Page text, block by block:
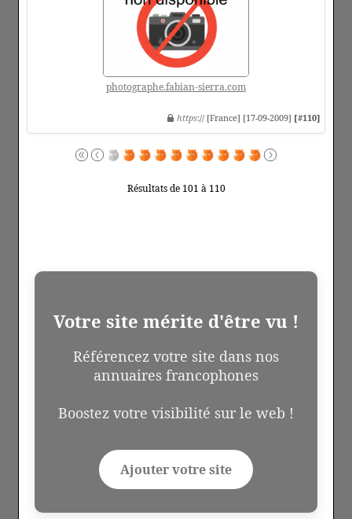
photographe.fabian-sierra.com
https:// [France] [17-09-2009] [#110]
Résultats de 101 à 110
Votre site mérite d'être vu !
Référencez votre site dans nos
annuaires francophones
Boostez votre visibilité sur le web !
Ajouter votre site